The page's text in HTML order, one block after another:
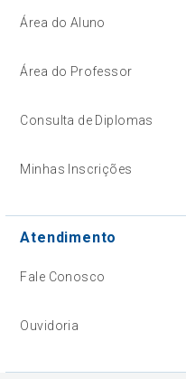
Área do Aluno
Área do Professor
Consulta de Diplomas
Minhas Inscrições
Atendimento
Fale Conosco
Ouvidoria